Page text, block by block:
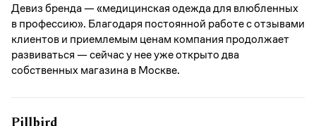
Девиз бренда — «медицинская одежда для влюбленных
в профессию». Благодаря постоянной работе с отзывами
клиентов и приемлемым ценам компания продолжает
развиваться — сейчас у нее уже открыто два
собственных магазина в Москве.